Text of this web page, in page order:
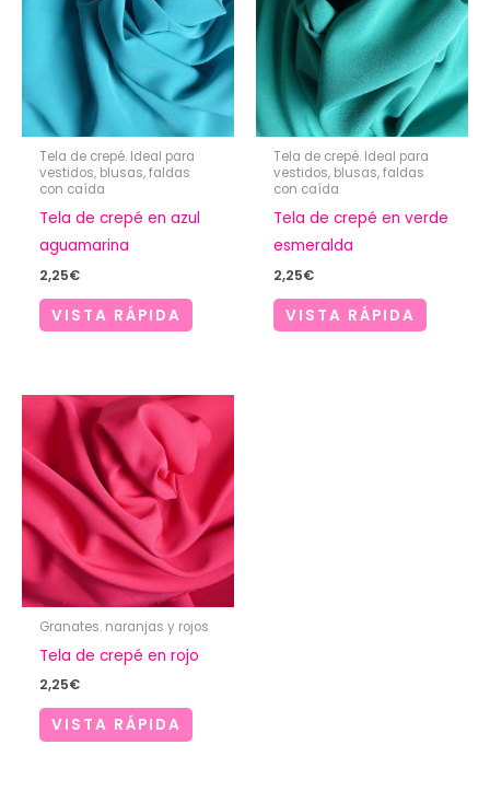
Tela de crepé. Ideal para
vestidos, blusas, faldas
con caída
Tela de crepé en azul
aguamarina
2,25€
VISTA RÁPIDA
Tela de crepé. Ideal para
vestidos, blusas, faldas
con caída
Tela de crepé en verde
esmeralda
2,25€
VISTA RÁPIDA
Granates. naranjas y rojos
Tela de crepé en rojo
2,25€
VISTA RÁPIDA